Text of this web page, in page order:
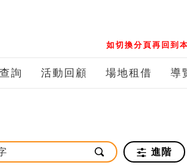
如切換分頁再回到
詢 活動回顧 場地租借 導
進階